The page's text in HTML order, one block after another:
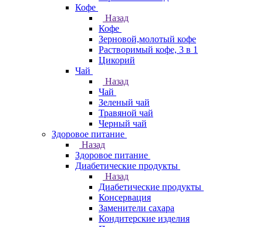
Кофе
Назад
Кофе
Зерновой,молотый кофе
Растворимый кофе, 3 в 1
Цикорий
Чай
Назад
Чай
Зеленый чай
Травяной чай
Черный чай
Здоровое питание
Назад
Здоровое питание
Диабетические продукты
Назад
Диабетические продукты
Консервация
Заменители сахара
Кондитерские изделия